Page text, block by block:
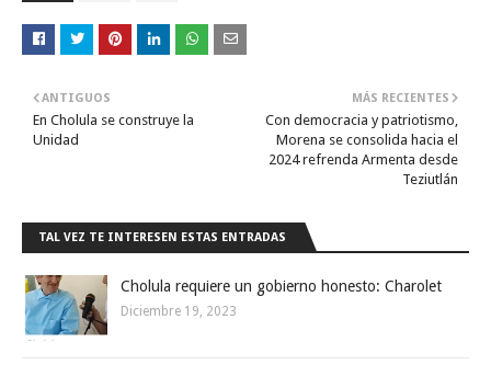
MÁS RECIENTES
Con democracia y patriotismo,
Morena se consolida hacia el
2024 refrenda Armenta desde
Teziutlán
ANTIGUOS
En Cholula se construye la
Unidad
TAL VEZ TE INTERESEN ESTAS ENTRADAS
Cholula requiere un gobierno honesto: Charolet
Diciembre 19, 2023